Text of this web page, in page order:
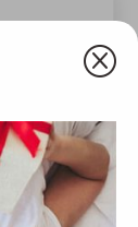
Q
tárolnak